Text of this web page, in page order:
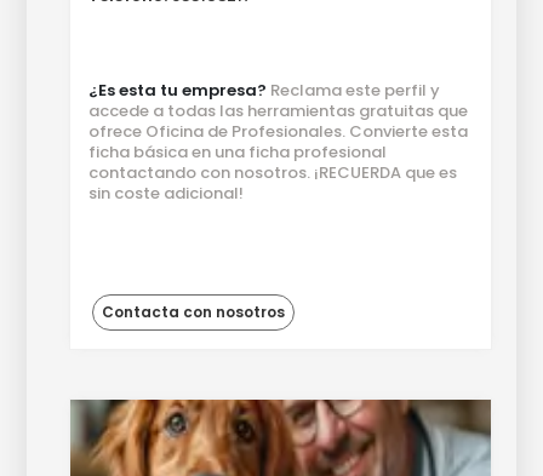
¿Es esta tu empresa? Reclama este perfil y
accede a todas las herramientas gratuitas que
ofrece Oficina de Profesionales. Convierte esta
ficha básica en una ficha profesional
contactando con nosotros. ¡RECUERDA que es
sin coste adicional!
Contacta con nosotros